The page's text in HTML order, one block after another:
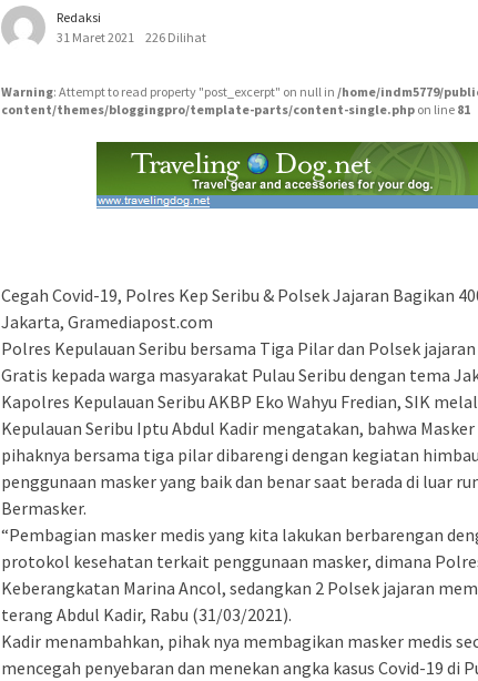
Redaksi
31 Maret 2021
226 Dilihat
Warning: Attempt to read property "post_excerpt" on null in /home/indm5779/
content/themes/bloggingpro/template-parts/content-single.php on line 81
Cegah Covid-19, Polres Kep Seribu & Polsek Jajaran Bagikan
Jakarta, Gramediapost.com
Polres Kepulauan Seribu bersama Tiga Pilar dan Polsek
Gratis kepada warga masyarakat Pulau Seribu dengan tema
Kapolres Kepulauan Seribu AKBP Eko Wahyu Fredian, SIK
Kepulauan Seribu Iptu Abdul Kadir mengatakan, bahwa
pihaknya bersama tiga pilar dibarengi dengan kegiatan
penggunaan masker yang baik dan benar saat berada di luar
Bermasker.
“Pembagian masker medis yang kita lakukan berbarengan
protokol kesehatan terkait penggunaan masker, dimana
Keberangkatan Marina Ancol, sedangkan 2 Polsek jajaran
terang Abdul Kadir, Rabu (31/03/2021).
Kadir menambahkan, pihak nya membagikan masker medis
mencegah penyebaran dan menekan angka kasus Covid-19 di